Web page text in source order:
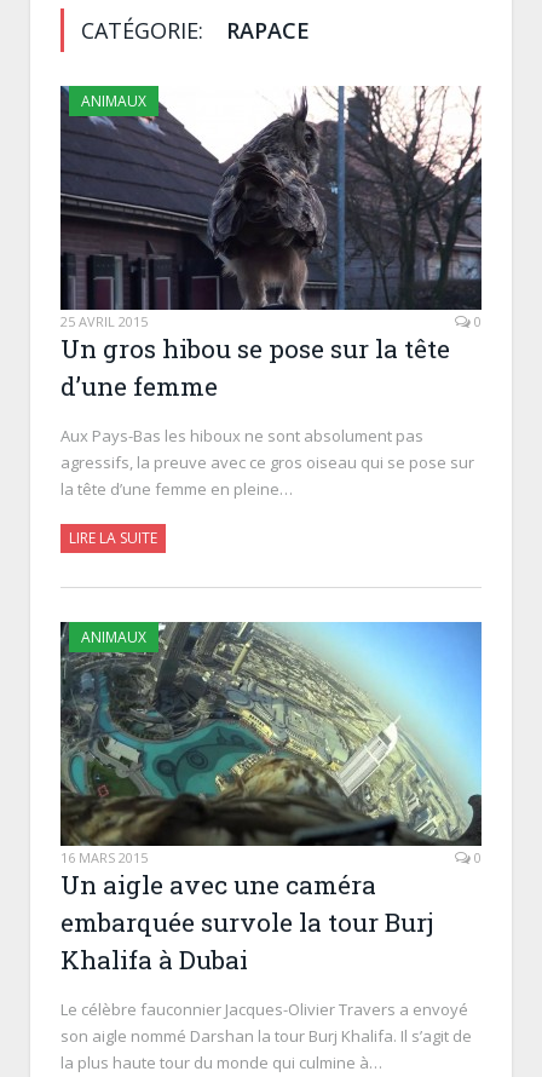
CATÉGORIE: RAPACE
ANIMAUX
25 AVRIL 2015 0
Un gros hibou se pose sur la tête
d’une femme
Aux Pays-Bas les hiboux ne sont absolument pas
agressifs, la preuve avec ce gros oiseau qui se pose sur
la tête d’une femme en pleine…
LIRE LA SUITE
ANIMAUX
16 MARS 2015 0
Un aigle avec une caméra
embarquée survole la tour Burj
Khalifa à Dubai
Le célèbre fauconnier Jacques-Olivier Travers a envoyé
son aigle nommé Darshan la tour Burj Khalifa. Il s’agit de
la plus haute tour du monde qui culmine à…